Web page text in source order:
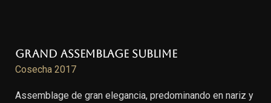
Grand Assemblage Sublime
Cosecha 2017
Assemblage de gran elegancia, predominando en nariz y